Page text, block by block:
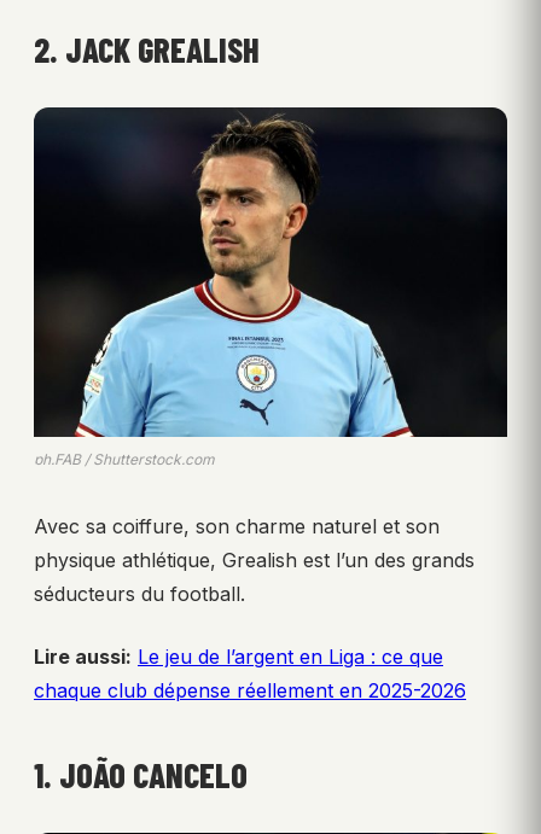
2. JACK GREALISH
ph.FAB / Shutterstock.com
Avec sa coiffure, son charme naturel et son
physique athlétique, Grealish est l’un des grands
séducteurs du football.
Lire aussi: Le jeu de l’argent en Liga : ce que
chaque club dépense réellement en 2025-2026
1. JOÃO CANCELO